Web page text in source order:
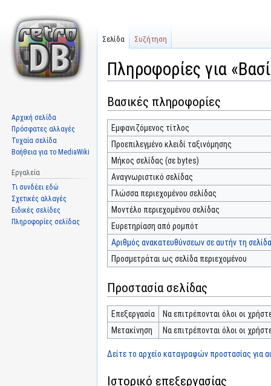
Πληροφορίες για
Μετάβαση
στην
πλοήγηση
Πήδηση
στην
αναζήτηση
Βασικές πληροφορίες
Εμφανιζόμενος τίτλος
Προεπιλεγμένο κλειδί ταξινόμησης
Μήκος σελίδας (σε bytes)
Αναγνωριστικό σελίδας
Γλώσσα περιεχομένου σελίδας
Μοντέλο περιεχομένου σελίδας
Ευρετηρίαση από ρομπότ
Αριθμός ανακατευθύνσεων σε αυτήν τη σελίδα
Προσμετράται ως σελίδα περιεχομένου
Προστασία σελίδας
Επεξεργασία
Να επιτρέπονται όλοι οι
Μετακίνηση
Να επιτρέπονται όλοι οι
Δείτε το αρχείο καταγραφών προστασίας για
Ιστορικό επεξεργασίας
Σελίδα Συζήτηση
Αρχική σελίδα
Πρόσφατες αλλαγές
Τυχαία σελίδα
Βοήθεια για το MediaWiki
Εργαλεία
Τι συνδέει εδώ
Σχετικές αλλαγές
Ειδικές σελίδες
Πληροφορίες σελίδας